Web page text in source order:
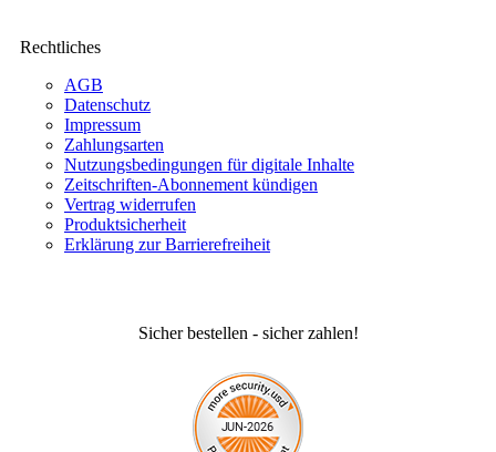
Rechtliches
AGB
Datenschutz
Impressum
Zahlungsarten
Nutzungsbedingungen für digitale Inhalte
Zeitschriften-Abonnement kündigen
Vertrag widerrufen
Produktsicherheit
Erklärung zur Barrierefreiheit
Sicher bestellen - sicher zahlen!